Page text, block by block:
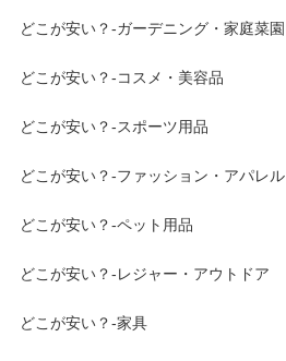
どこが安い？-ガーデニング・家庭菜園
どこが安い？-コスメ・美容品
どこが安い？-スポーツ用品
どこが安い？-ファッション・アパレル
どこが安い？-ペット用品
どこが安い？-レジャー・アウトドア
どこが安い？-家具